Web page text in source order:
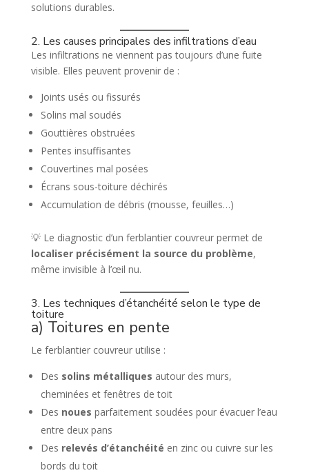
solutions durables.
2. Les causes principales des infiltrations d’eau
Les infiltrations ne viennent pas toujours d’une fuite
visible. Elles peuvent provenir de :
Joints usés ou fissurés
Solins mal soudés
Gouttières obstruées
Pentes insuffisantes
Couvertines mal posées
Écrans sous-toiture déchirés
Accumulation de débris (mousse, feuilles…)
💡 Le diagnostic d’un ferblantier couvreur permet de
localiser précisément la source du problème,
même invisible à l’œil nu.
3. Les techniques d’étanchéité selon le type de
toiture
a) Toitures en pente
Le ferblantier couvreur utilise :
Des solins métalliques autour des murs,
cheminées et fenêtres de toit
Des noues parfaitement soudées pour évacuer l’eau
entre deux pans
Des relevés d’étanchéité en zinc ou cuivre sur les
bords du toit